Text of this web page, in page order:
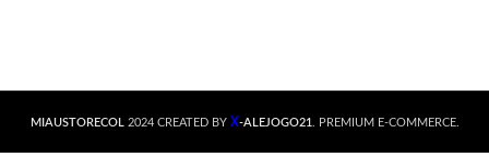
MIAUSTORECOL 2024 CREATED BY X-ALEJOGO21 . PREMIUM E-COMMERCE.